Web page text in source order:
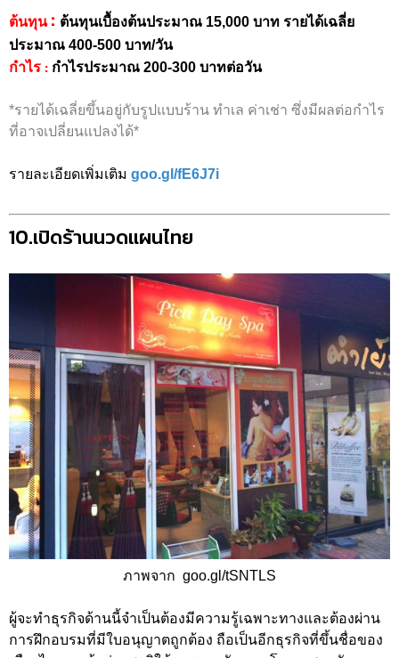
ต้นทุน : ต้นทุนเบื้องต้นประมาณ 15,000 บาท รายได้เฉลี่ย
ประมาณ 400-500 บาท/วัน
กำไร : กำไรประมาณ 200-300 บาทต่อวัน
*รายได้เฉลี่ยขึ้นอยู่กับรูปแบบร้าน ทำเล ค่าเช่า ซึ่งมีผลต่อกำไร
ที่อาจเปลี่ยนแปลงได้*
รายละเอียดเพิ่มเติม goo.gl/fE6J7i
10.เปิดร้านนวดแผนไทย
ภาพจาก goo.gl/tSNTLS
ผู้จะทำธุรกิจด้านนี้จำเป็นต้องมีความรู้เฉพาะทางและต้องผ่าน
การฝึกอบรมที่มีใบอนุญาตถูกต้อง ถือเป็นอีกธุรกิจที่ขึ้นชื่อของ